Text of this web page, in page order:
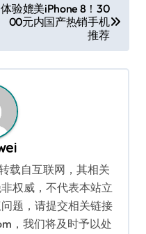
体验媲美iPhone 8！30
00元内国产热销手机
推荐
载自互联网，其相关
权威，不代表本站立
题，请提交相关链接
，我们将及时予以处